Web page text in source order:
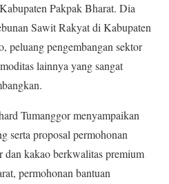
Pakpak Bharat. Dia
Sawit Rakyat di Kabupaten
peluang pengembangan sektor
lainnya yang sangat
Tumanggor menyampaikan
serta proposal permohonan
dan kakao berkwalitas premium
permohonan bantuan